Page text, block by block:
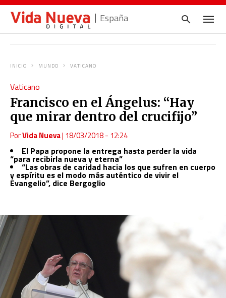
España
INICIO MUNDO VATICANO
Vaticano
Francisco en el Ángelus: “Hay
que mirar dentro del crucifijo”
PorVida Nueva| 18/03/2018 - 12:24
El Papa propone la entrega hasta perder la vida
“para recibirla nueva y eterna”
“Las obras de caridad hacia los que sufren en cuerpo
y espíritu es el modo más auténtico de vivir el
Evangelio”, dice Bergoglio